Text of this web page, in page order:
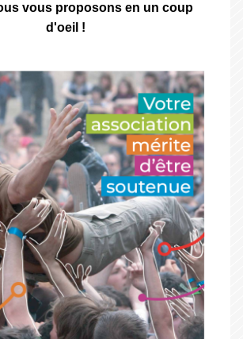
vous proposons en un coup
d'oeil !